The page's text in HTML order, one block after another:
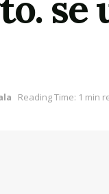
Reading Time: 1 min